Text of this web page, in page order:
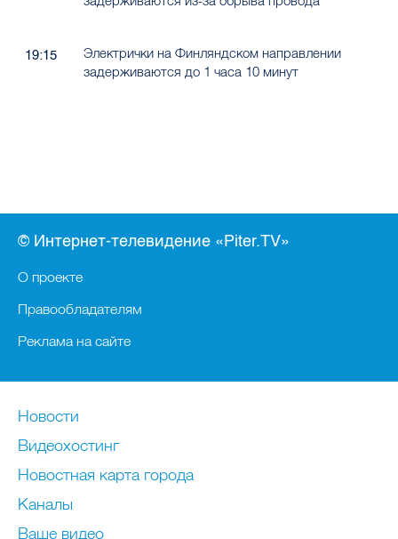
19:15
Электрички на Финляндском направлении
задерживаются до 1 часа 10 минут
© Интернет-телевидение «Piter.TV»
О проекте
Правообладателям
Реклама на сайте
Новости
Видеохостинг
Новостная карта города
Каналы
Ваше видео